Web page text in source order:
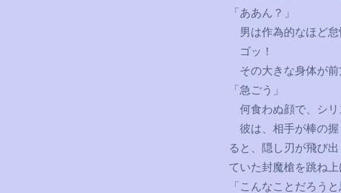
「ああん？」
男は作為的なほど
ゴッ！
その大きな身体が前
「急ごう」
何食わぬ顔で、シリ
彼は、相手が棒の握
ると、隠し刃が飛び
ていた封魔槍を跳ね
「こんなことだろう